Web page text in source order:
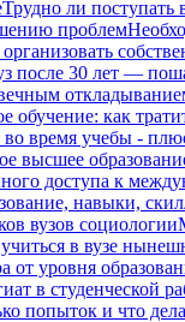
Трудно ли поступать
проблем
после 30 лет —
обучение: как
во время учебы -
высшее
доступа к
навыки,
вузов социологии
в вузе
от уровня
в студенческой
попыток и что